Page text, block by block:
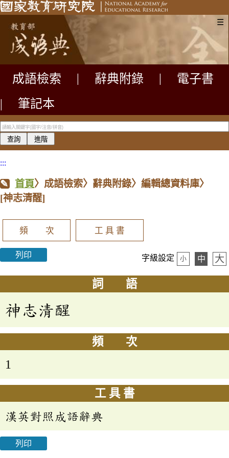
☰
成語檢索 辭典附錄
電子書
|
筆記本
:::
首頁〉成語檢索〉辭典附錄〉編輯總資料庫〉
[神志清醒]
頻 次 工 具 書
列印 字級設定 小 中 大
詞 語
神志清醒
頻 次
1
工 具 書
漢英對照成語辭典
列印